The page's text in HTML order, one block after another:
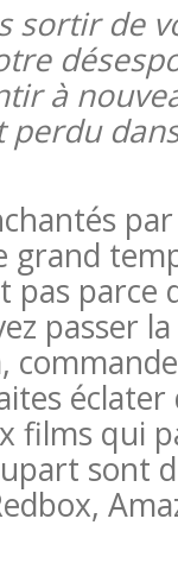
sortir de
à
grand
pas parce
passer
éclater
films qui
sont